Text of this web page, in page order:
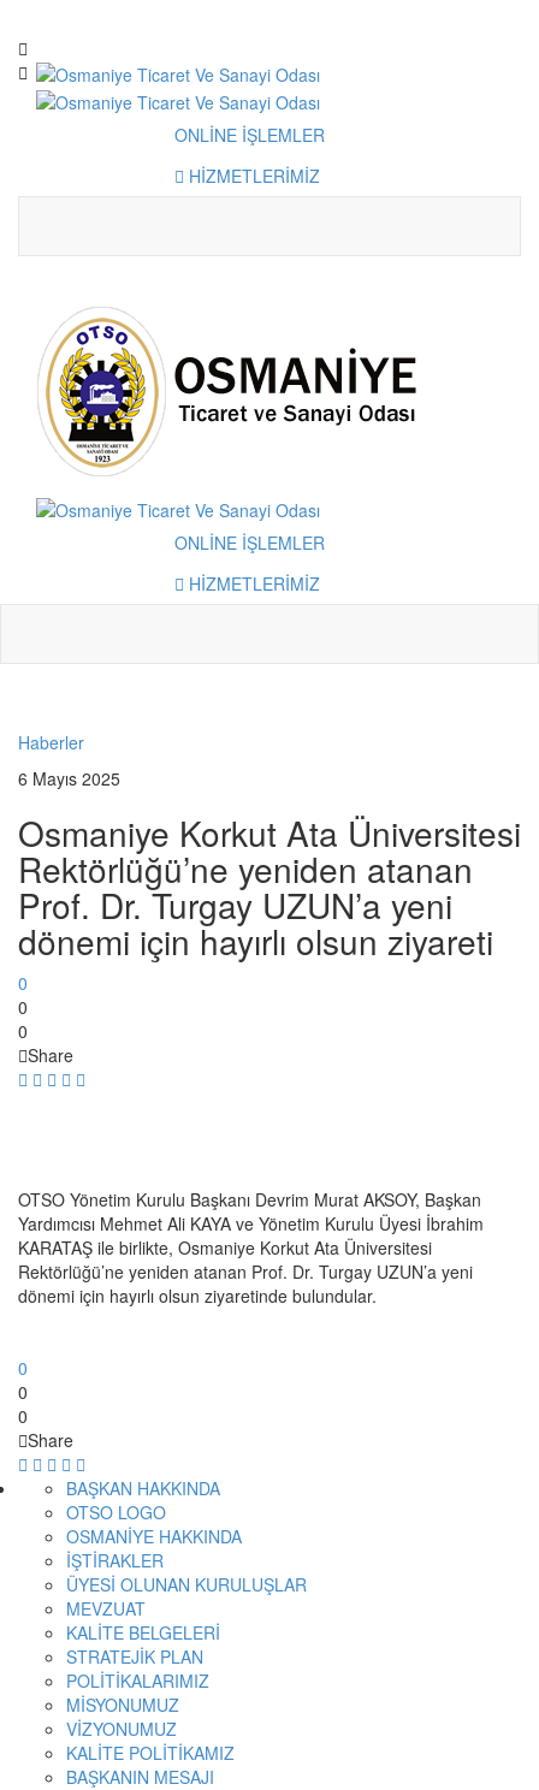
ONLİNE İŞLEMLER
HİZMETLERİMİZ
ONLİNE İŞLEMLER
HİZMETLERİMİZ
Haberler
6 Mayıs 2025
Osmaniye Korkut Ata Üniversitesi
Rektörlüğü’ne yeniden atanan
Prof. Dr. Turgay UZUN’a yeni
dönemi için hayırlı olsun ziyareti
0
0
0
Share
OTSO Yönetim Kurulu Başkanı Devrim Murat AKSOY, Başkan
Yardımcısı Mehmet Ali KAYA ve Yönetim Kurulu Üyesi İbrahim
KARATAŞ ile birlikte, Osmaniye Korkut Ata Üniversitesi
Rektörlüğü’ne yeniden atanan Prof. Dr. Turgay UZUN’a yeni
dönemi için hayırlı olsun ziyaretinde bulundular.
0
0
0
Share
BAŞKAN HAKKINDA
OTSO LOGO
OSMANİYE HAKKINDA
İŞTİRAKLER
ÜYESİ OLUNAN KURULUŞLAR
MEVZUAT
KALİTE BELGELERİ
STRATEJİK PLAN
POLİTİKALARIMIZ
MİSYONUMUZ
VİZYONUMUZ
KALİTE POLİTİKAMIZ
BAŞKANIN MESAJI